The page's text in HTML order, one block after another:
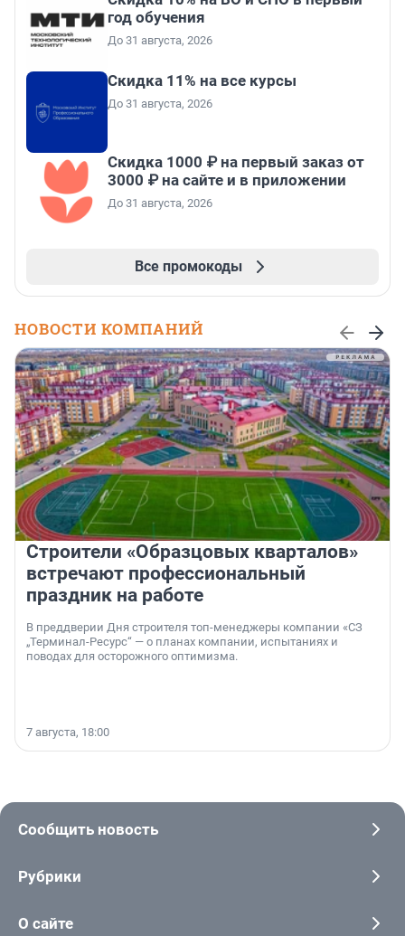
год обучения
До 31 августа, 2026
Скидка 11% на все курсы
До 31 августа, 2026
Скидка 1000 ₽ на первый заказ от
3000 ₽ на сайте и в приложении
До 31 августа, 2026
Все промокоды
НОВОСТИ КОМПАНИЙ
Строители «Образцовых кварталов»
встречают профессиональный
праздник на работе
В преддверии Дня строителя топ-менеджеры компании «СЗ
„Терминал-Ресурс“ — о планах компании, испытаниях и
поводах для осторожного оптимизма.
7 августа, 18:00
Сообщить новость
Рубрики
О сайте